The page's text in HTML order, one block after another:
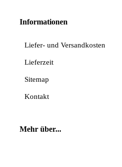
Informationen
Liefer- und Versandkosten
Lieferzeit
Sitemap
Kontakt
Mehr über...